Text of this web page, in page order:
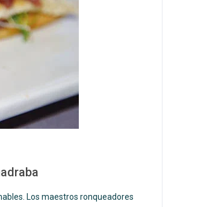
Los maestros ronqueadores